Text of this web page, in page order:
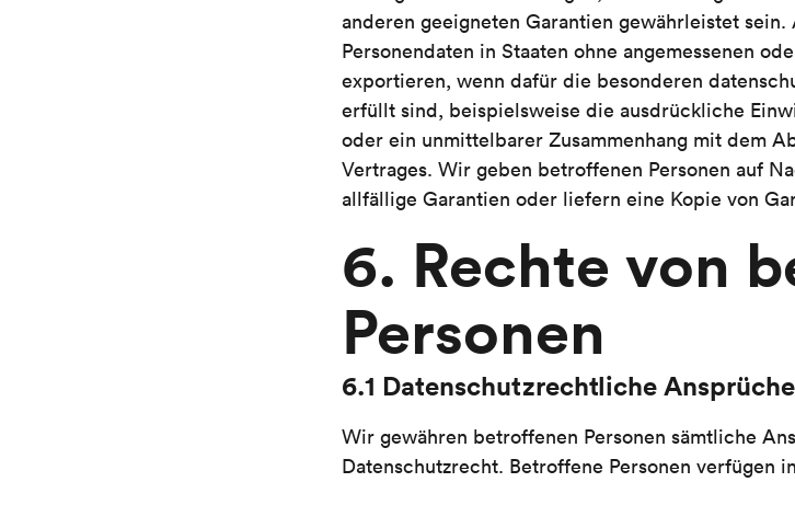
anderen geeigneten Garantien gewährleistet
Personendaten in Staaten ohne angemessenen
exportieren, wenn dafür die besonderen
erfüllt sind, beispielsweise die ausdrückliche
oder ein unmittelbarer Zusammenhang mit dem
Vertrages. Wir geben betroffenen Personen auf
allfällige Garantien oder liefern eine Kopie von
6. Rechte von
Personen
6.1 Datenschutzrechtliche Ansprüche
Wir gewähren betroffenen Personen sämtliche
Datenschutzrecht. Betroffene Personen verfügen